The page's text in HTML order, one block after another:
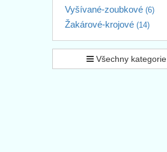
Vyšívané-zoubkové (6)
Žakárové-krojové (14)
Všechny kategorie